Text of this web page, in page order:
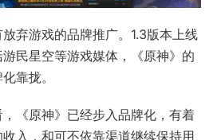
弃游戏的品牌推广。1.3版本上线
民星空等游戏媒体，《原神》的
靠拢。
《原神》已经步入品牌化，有着
入，和可不依靠渠道继续保持用